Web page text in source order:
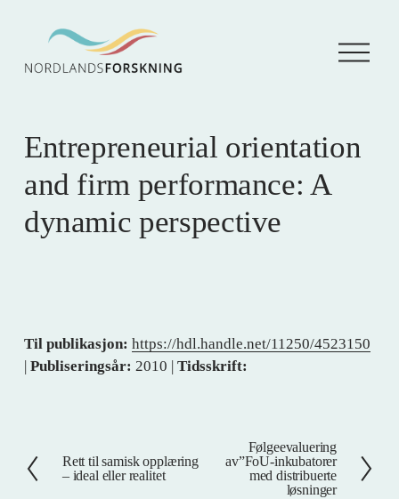
Å
p
n
Entrepreneurial orientation
and firm performance: A
dynamic perspective
Til publikasjon: https://hdl.handle.net/11250/4523150
Publiseringsår: 2010 | Tidsskrift:
F
Rett til samisk opplæring
– ideal eller realitet
Følgeevaluering
av”FoU-inkubatorer
med distribuerte
løsninger